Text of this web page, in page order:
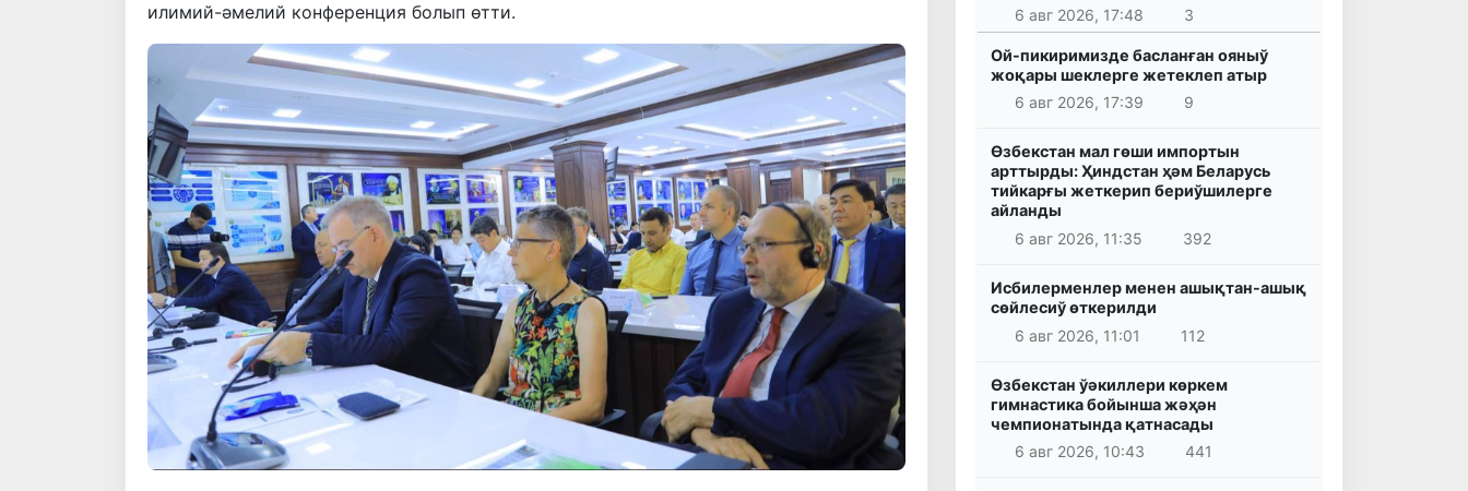
илимий-әмелий конференция болып өтти.
6 авг 2026, 17:48 3
Ой-пикиримизде басланған ояныў
жоқары шеклерге жетеклеп атыр
6 авг 2026, 17:39
9
Өзбекстан мал гөши импортын
арттырды: Ҳиндстан ҳәм Беларусь
тийкарғы жеткерип бериўшилерге
айланды
6 авг 2026, 11:35
392
Исбилерменлер менен ашықтан-ашық
сөйлесиў өткерилди
6 авг 2026, 11:01
112
Өзбекстан ўәкиллери көркем
гимнастика бойынша жәҳән
чемпионатында қатнасады
6 авг 2026, 10:43
441